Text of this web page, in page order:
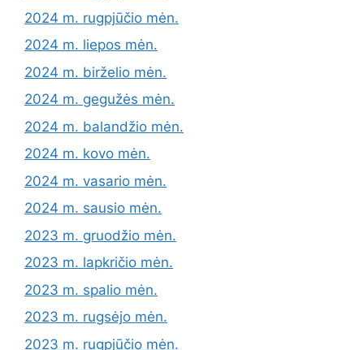
2024 m. rugpjūčio mėn.
2024 m. liepos mėn.
2024 m. birželio mėn.
2024 m. gegužės mėn.
2024 m. balandžio mėn.
2024 m. kovo mėn.
2024 m. vasario mėn.
2024 m. sausio mėn.
2023 m. gruodžio mėn.
2023 m. lapkričio mėn.
2023 m. spalio mėn.
2023 m. rugsėjo mėn.
2023 m. rugpjūčio mėn.